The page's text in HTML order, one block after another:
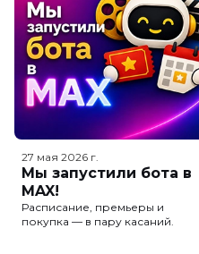
27 мая 2026 г.
Мы запустили бота в
MAX!
Расписание, премьеры и
покупка — в пару касаний.